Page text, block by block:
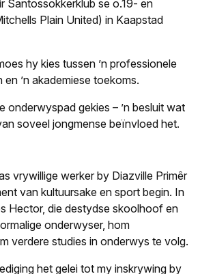
Santossokkerklub se o.19- en
Plain United) in Kaapstad
hy kies tussen ’n professionele
’n akademiese toekoms.
onderwyspad gekies – ’n besluit wat
soveel jongmense beïnvloed het.
vrywillige werker by Diazville Primêr
van kultuursake en sport begin. In
Hector, die destydse skoolhoof en
onderwyser, hom
verdere studies in onderwys te volg.
het gelei tot my inskrywing by